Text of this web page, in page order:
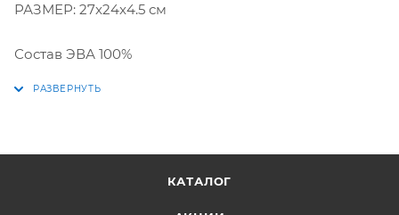
РАЗМЕР: 27x24x4.5 см
Состав ЭВА 100%
КАТАЛОГ